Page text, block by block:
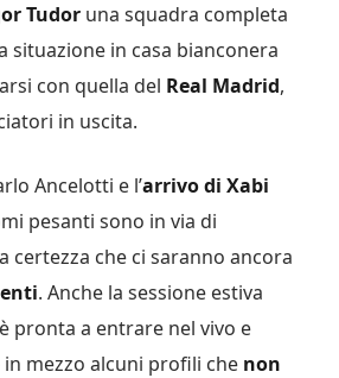
Tudor una squadra completa
situazione in casa bianconera
con quella del Real Madrid,
in uscita.
Ancelotti e l’arrivo di Xabi
pesanti sono in via di
certezza che ci saranno ancora
. Anche la sessione estiva
pronta a entrare nel vivo e
mezzo alcuni profili che non